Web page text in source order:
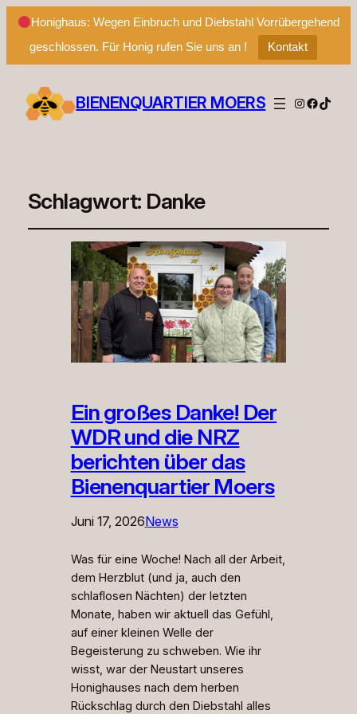
Honighaus: Wegen Einbruch und Diebstahl Vorrübergehend
geschlossen. Für Honig rufen Sie uns an !
Kontakt
BIENENQUARTIER MOERS Instagram
Schlagwort: Danke
Ein großes Danke! Der
WDR und die NRZ
berichten über das
Bienenquartier Moers
Juni 17, 2026News
Was für eine Woche! Nach all der Arbeit,
dem Herzblut (und ja, auch den
schlaflosen Nächten) der letzten
Monate, haben wir aktuell das Gefühl,
auf einer kleinen Welle der
Begeisterung zu schweben. ​Wie ihr
wisst, war der Neustart unseres
Honighauses nach dem herben
Rückschlag durch den Diebstahl alles